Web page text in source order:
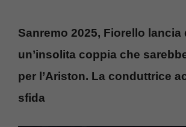
Sanremo 2025, Fiorello lancia
un’insolita coppia che
per l’Ariston. La conduttrice
sfida